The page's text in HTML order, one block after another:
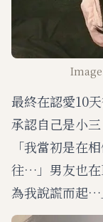
最終在認愛10
承認自己是小
「我當初是在
往…」男友也在
為我說謊而起…